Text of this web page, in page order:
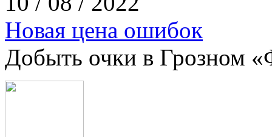
Новая цена ошибок
Добыть очки в Грозном